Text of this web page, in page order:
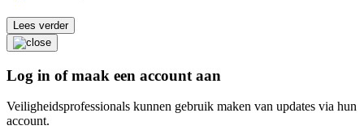
Lees verder
Log in of maak een account aan
Veiligheidsprofessionals kunnen gebruik maken van updates via hun
account.